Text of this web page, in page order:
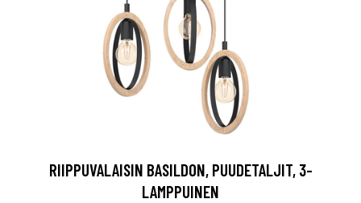
RIIPPUVALAISIN BASILDON, PUUDETALJIT, 3-
LAMPPUINEN